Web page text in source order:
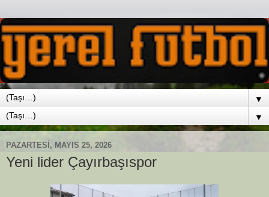
▼
▼
PAZARTESI, MAYIS 25, 2026
Yeni lider Çayırbaşıspor